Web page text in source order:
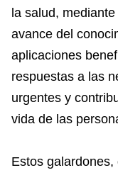
la salud,
avance del
aplicaciones
respuestas a las
urgentes y
vida de las
Estos